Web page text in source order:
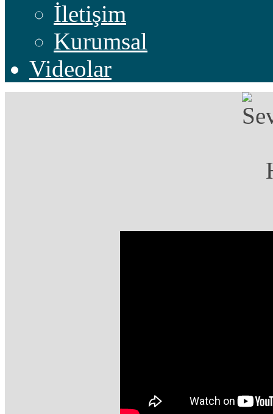
İletişim
Kurumsal
Videolar